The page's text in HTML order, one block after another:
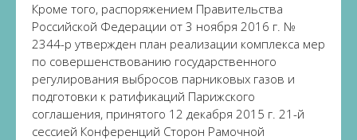
Кроме того, распоряжением Правительства
Российской Федерации от 3 ноября 2016 г. №
2344-р утвержден план реализации комплекса мер
по совершенствованию государственного
регулирования выбросов парниковых газов и
подготовки к ратификаций Парижского
соглашения, принятого 12 декабря 2015 г. 21-й
сессией Конференций Сторон Рамочной